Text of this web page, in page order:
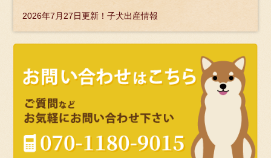
2026年7月27日更新！子犬出産情報